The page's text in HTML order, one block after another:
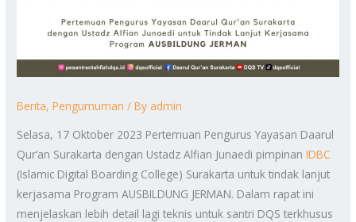
Berita,Pengumuman / By admin
Selasa, 17 Oktober 2023 Pertemuan Pengurus Yayasan Daarul
Qur’an Surakarta dengan Ustadz Alfian Junaedi pimpinanIDBC
(Islamic Digital Boarding College) Surakarta untuk tindak lanjut
kerjasama Program AUSBILDUNG JERMAN. Dalam rapat ini
menjelaskan lebih detail lagi teknis untuk santri DQS terkhusus